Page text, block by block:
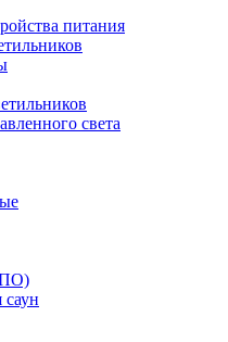
питания
света